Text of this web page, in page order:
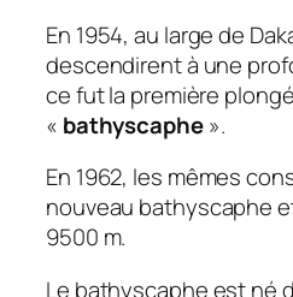
En 1954, au large de
descendirent à une
ce fut la première
« bathyscaphe».
En 1962, les mêmes
nouveau bathyscaphe
9500 m.
Le bathyscaphe est né